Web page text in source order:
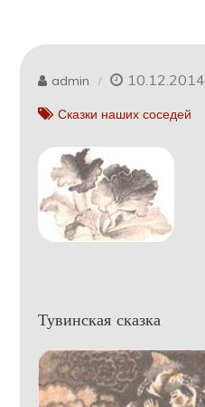
admin 10.12.2014
Сказки наших соседей
Тувинская сказка